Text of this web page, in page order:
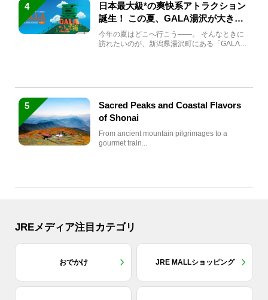
4
日本最大級*の爽快系アトラクション
誕生！ この夏、GALA湯沢が大きく
生まれ変わる
今年の夏はどこへ行こう――。 そんなときに
訪れたいのが、新潟県湯沢町にある「GALA湯
5
Sacred Peaks and Coastal Flavors
of Shonai
From ancient mountain pilgrimages to a
gourmet train...
JREメディア注目カテゴリ
おでかけ JRE MALLショッピング